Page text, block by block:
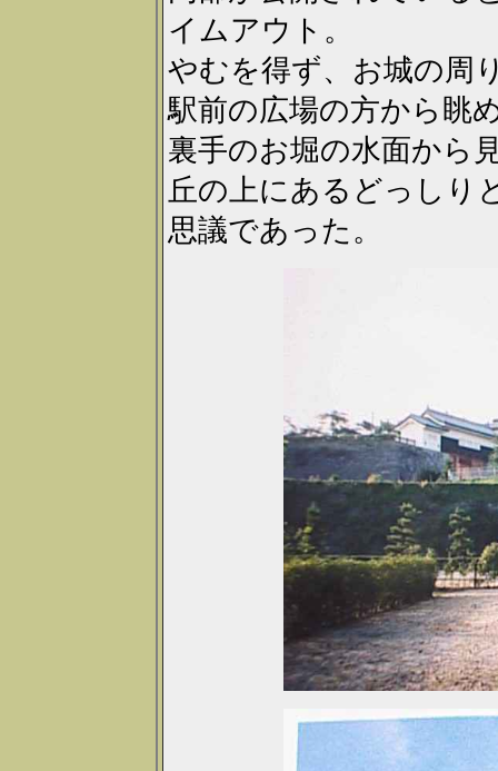
イムアウト。
やむを得ず、お城の周
駅前の広場の方から眺
裏手のお堀の水面から
丘の上にあるどっしり
思議であった。